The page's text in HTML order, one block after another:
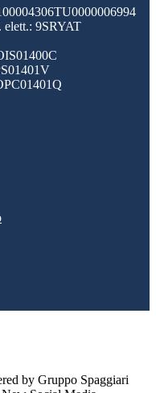
9SRYAT
by Gruppo Spaggiari